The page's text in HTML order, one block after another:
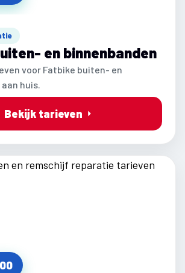
en binnenbanden
voor Fatbike buiten- en
huis.
Bekijk tarieven